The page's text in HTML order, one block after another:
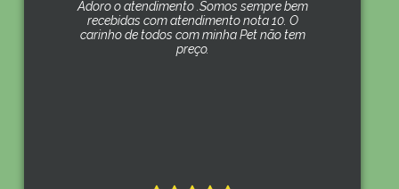
Adoro o atendimento .Somos sempre bem
recebidas com atendimento nota 10. O
carinho de todos com minha Pet não tem
preço.